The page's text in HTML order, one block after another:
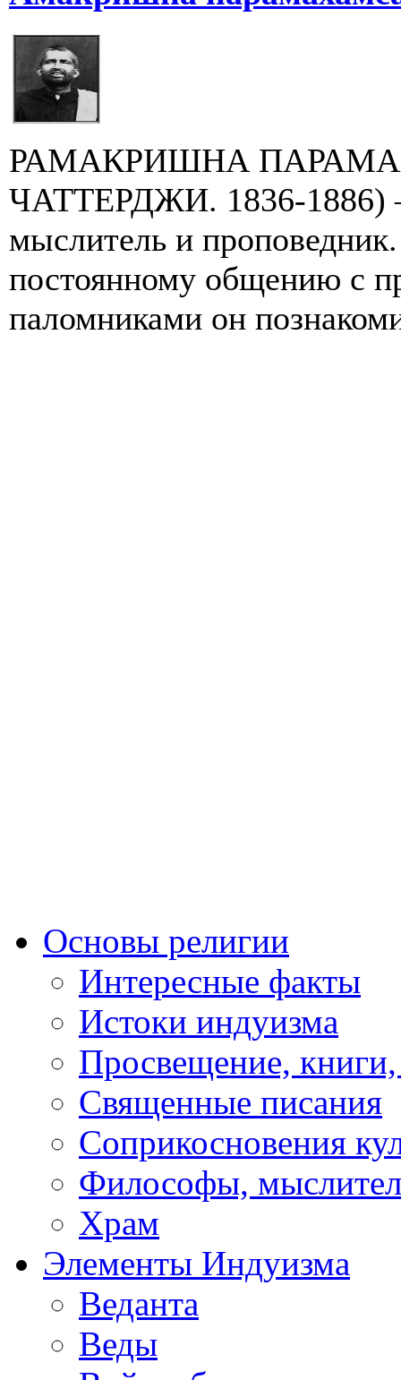
РАМАКРИШНА
ЧАТТЕРДЖИ. 1836-1886)
мыслитель и
постоянному общению с
паломниками он
Основы религии
Интересные факты
Истоки индуизма
Просвещение, книги,
Священные писания
Соприкосновения
Философы,
Храм
Элементы Индуизма
Веданта
Веды